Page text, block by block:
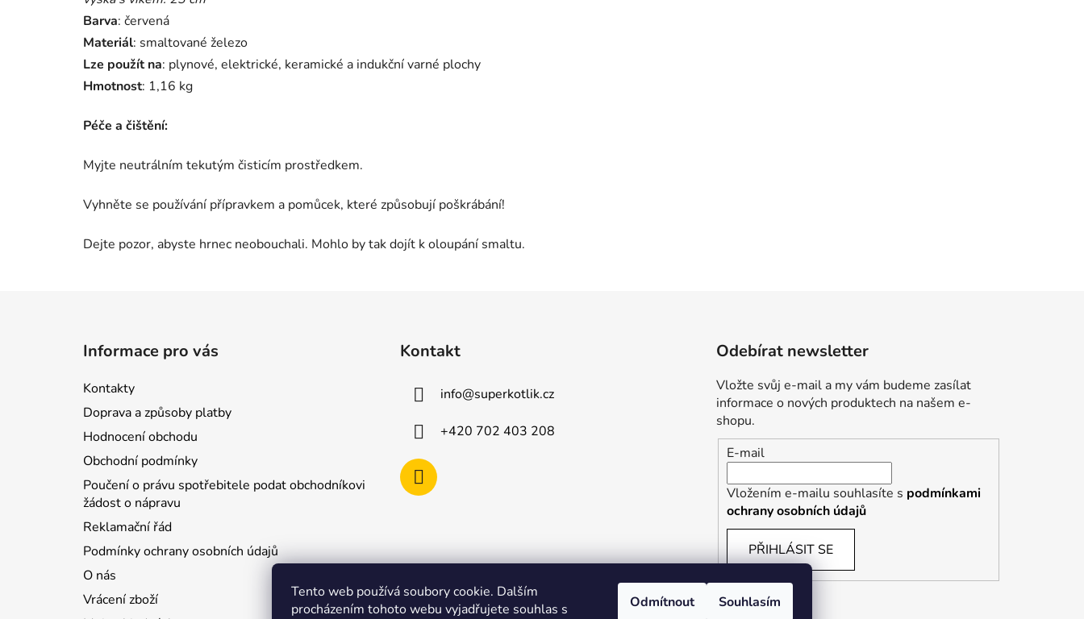
Tento web používá soubory cookie. Dalším
procházením tohoto webu vyjadřujete souhlas s
Odmítnout Souhlasím
Barva: červená
Materiál: smaltované železo
Lze použít na: plynové, elektrické, keramické a indukční varné plochy
Hmotnost: 1,16 kg
Péče a čištění:
Myjte neutrálním tekutým čisticím prostředkem.
Vyhněte se používání přípravkem a pomůcek, které způsobují poškrábání!
Dejte pozor, abyste hrnec neobouchali. Mohlo by tak dojít k oloupání smaltu.
Informace pro vás
Kontakty
Doprava a způsoby platby
Hodnocení obchodu
Obchodní podmínky
Poučení o právu spotřebitele podat obchodníkovi
žádost o nápravu
Reklamační řád
Podmínky ochrany osobních údajů
O nás
Vrácení zboží
Kontakt
info@superkotlik.cz
+420 702 403 208
Odebírat newsletter
Vložte svůj e-mail a my vám budeme zasílat
informace o nových produktech na našem e-
shopu.
E-mail
Vložením e-mailu souhlasíte s podmínkami
ochrany osobních údajů
PŘIHLÁSIT SE